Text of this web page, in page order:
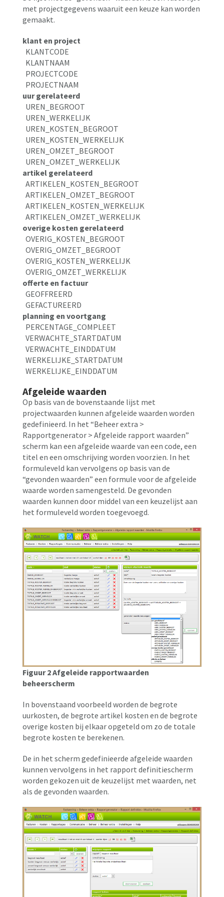
met projectgegevens waaruit een keuze kan worden
gemaakt.
klant en project
KLANTCODE
KLANTNAAM
PROJECTCODE
PROJECTNAAM
uur gerelateerd
UREN_BEGROOT
UREN_WERKELIJK
UREN_KOSTEN_BEGROOT
UREN_KOSTEN_WERKELIJK
UREN_OMZET_BEGROOT
UREN_OMZET_WERKELIJK
artikel gerelateerd
ARTIKELEN_KOSTEN_BEGROOT
ARTIKELEN_OMZET_BEGROOT
ARTIKELEN_KOSTEN_WERKELIJK
ARTIKELEN_OMZET_WERKELIJK
overige kosten gerelateerd
OVERIG_KOSTEN_BEGROOT
OVERIG_OMZET_BEGROOT
OVERIG_KOSTEN_WERKELIJK
OVERIG_OMZET_WERKELIJK
offerte en factuur
GEOFFREERD
GEFACTUREERD
planning en voortgang
PERCENTAGE_COMPLEET
VERWACHTE_STARTDATUM
VERWACHTE_EINDDATUM
WERKELIJKE_STARTDATUM
WERKELIJKE_EINDDATUM
Afgeleide waarden
Op basis van de bovenstaande lijst met
projectwaarden kunnen afgeleide waarden worden
gedefinieerd. In het “Beheer extra >
Rapportgenerator > Afgeleide rapport waarden”
scherm kan een afgeleide waarde van een code, een
titel en een omschrijving worden voorzien. In het
formuleveld kan vervolgens op basis van de
“gevonden waarden” een formule voor de afgeleide
waarde worden samengesteld. De gevonden
waarden kunnen door middel van een keuzelijst aan
het formuleveld worden toegevoegd.
Figuur 2 Afgeleide rapportwaarden
beheerscherm
In bovenstaand voorbeeld worden de begrote
uurkosten, de begrote artikel kosten en de begrote
overige kosten bij elkaar opgeteld om zo de totale
begrote kosten te berekenen.
De in het scherm gedefinieerde afgeleide waarden
kunnen vervolgens in het rapport definitiescherm
worden gekozen uit de keuzelijst met waarden, net
als de gevonden waarden.